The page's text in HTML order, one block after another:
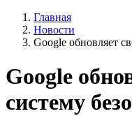
Главная
Новости
Google обновляет
Google
систему